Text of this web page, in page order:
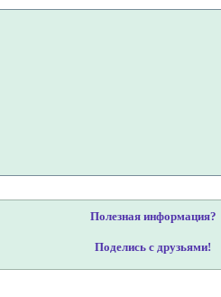
Полезная информация?
Поделись с друзьями!